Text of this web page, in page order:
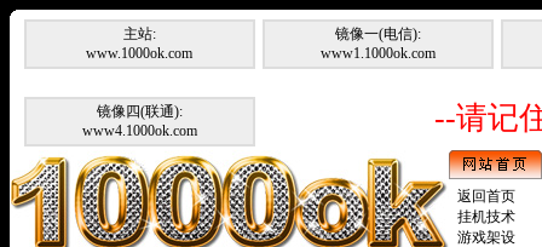
主站:
www.1000ok.com
镜像一(电信):
www1.1000ok.com
镜像四(联通):
www4.1000ok.com
--请记
返回首页
挂机技术
游戏架设